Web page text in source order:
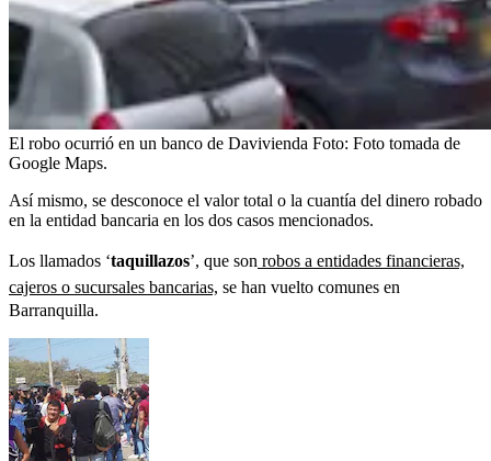
El robo ocurrió en un banco de Davivienda Foto: Foto tomada de
Google Maps.
Así mismo, se desconoce el valor total o la cuantía del dinero robado
en la entidad bancaria en los dos casos mencionados.
Los llamados ‘taquillazos’, que son robos a entidades financieras,
cajeros o sucursales bancarias, se han vuelto comunes en
Barranquilla.